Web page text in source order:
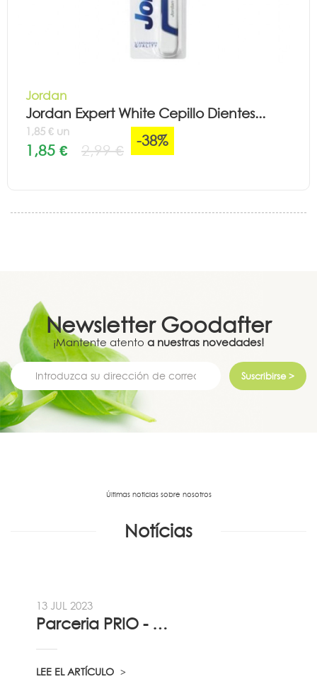
Jordan
Jordan Expert White Cepillo Dientes...
1,85 € un
1,85 € 2,99 €
-38%
Newsletter Goodafter
¡Mantente atento a nuestras novedades!
Suscribirse >
Últimas noticias sobre nosotros
Notícias
13 JUL 2023
Parceria PRIO - Viadireta - Goodafter...
LEE EL ARTÍCULO